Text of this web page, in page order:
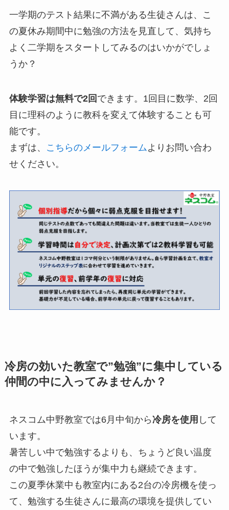
一学期のテスト結果に不満がある生徒さんは、こ
の夏休み期間中に勉強の方法を見直して、気持ち
よく二学期をスタートしてみるのはいかがでしょ
うか？
体験学習は無料で2回 できます。1回目に数学、2回
目に理科のように教科を変えて体験することも可
能です。
まずは、
こちらのメールフォームよりお問い合わ
せください。
冷房の効いた教室で”勉強”に集中している
仲間の中に入ってみませんか？
ネスコム中野教室では6月中旬から冷房を使用 して
います。
暑苦しい中で勉強するよりも、ちょうど良い温度
の中で勉強したほうが集中力も継続できます。
この夏季休業中も教室内にある2台の冷房機を使っ
て、勉強する生徒さんに最高の環境を提供してい